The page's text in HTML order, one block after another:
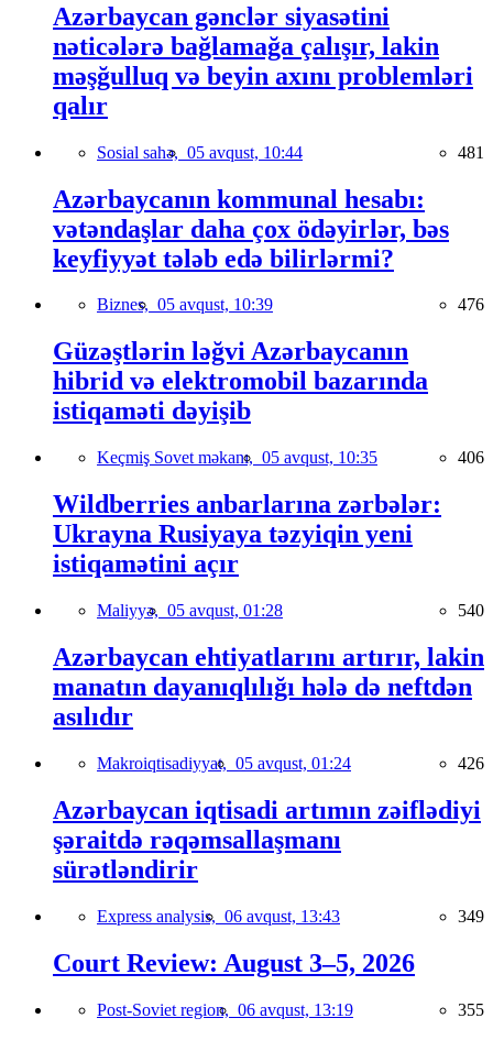
Azərbaycan gənclər siyasətini
nəticələrə bağlamağa çalışır, lakin
məşğulluq və beyin axını problemləri
qalır
Sosial sahə, 05 avqust, 10:44 481
Azərbaycanın kommunal hesabı:
vətəndaşlar daha çox ödəyirlər, bəs
keyfiyyət tələb edə bilirlərmi?
Biznes, 05 avqust, 10:39 476
Güzəştlərin ləğvi Azərbaycanın
hibrid və elektromobil bazarında
istiqaməti dəyişib
Keçmiş Sovet məkanı, 05 avqust, 10:35 406
Wildberries anbarlarına zərbələr:
Ukrayna Rusiyaya təzyiqin yeni
istiqamətini açır
Maliyyə, 05 avqust, 01:28 540
Azərbaycan ehtiyatlarını artırır, lakin
manatın dayanıqlılığı hələ də neftdən
asılıdır
Makroiqtisadiyyat, 05 avqust, 01:24 426
Azərbaycan iqtisadi artımın zəiflədiyi
şəraitdə rəqəmsallaşmanı
sürətləndirir
Express analysis, 06 avqust, 13:43 349
Court Review: August 3–5, 2026
Post-Soviet region, 06 avqust, 13:19 355